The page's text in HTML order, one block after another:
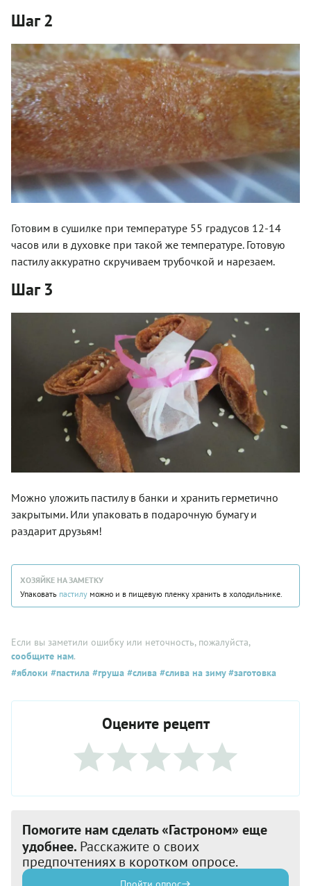
Шаг 2
Готовим в сушилке при температуре 55 градусов 12-14
часов или в духовке при такой же температуре. Готовую
пастилу аккуратно скручиваем трубочкой и нарезаем.
Шаг 3
Можно уложить пастилу в банки и хранить герметично
закрытыми. Или упаковать в подарочную бумагу и
раздарит друзьям!
ХОЗЯЙКЕ НА ЗАМЕТКУ
Упаковать пастилу можно и в пищевую пленку хранить в холодильнике.
Если вы заметили ошибку или неточность, пожалуйста,
сообщите нам.
#яблоки #пастила #груша #слива #слива на зиму#заготовка
Оцените рецепт
Помогите нам сделать «Гастроном» еще
удобнее. Расскажите о своих
предпочтениях в коротком опросе.